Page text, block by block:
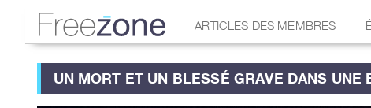
ARTICLES DES MEMBRES
UN MORT ET UN BLESSÉ GRAVE DANS